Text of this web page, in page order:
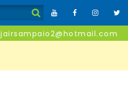
jairsampaio2@hotmail.com